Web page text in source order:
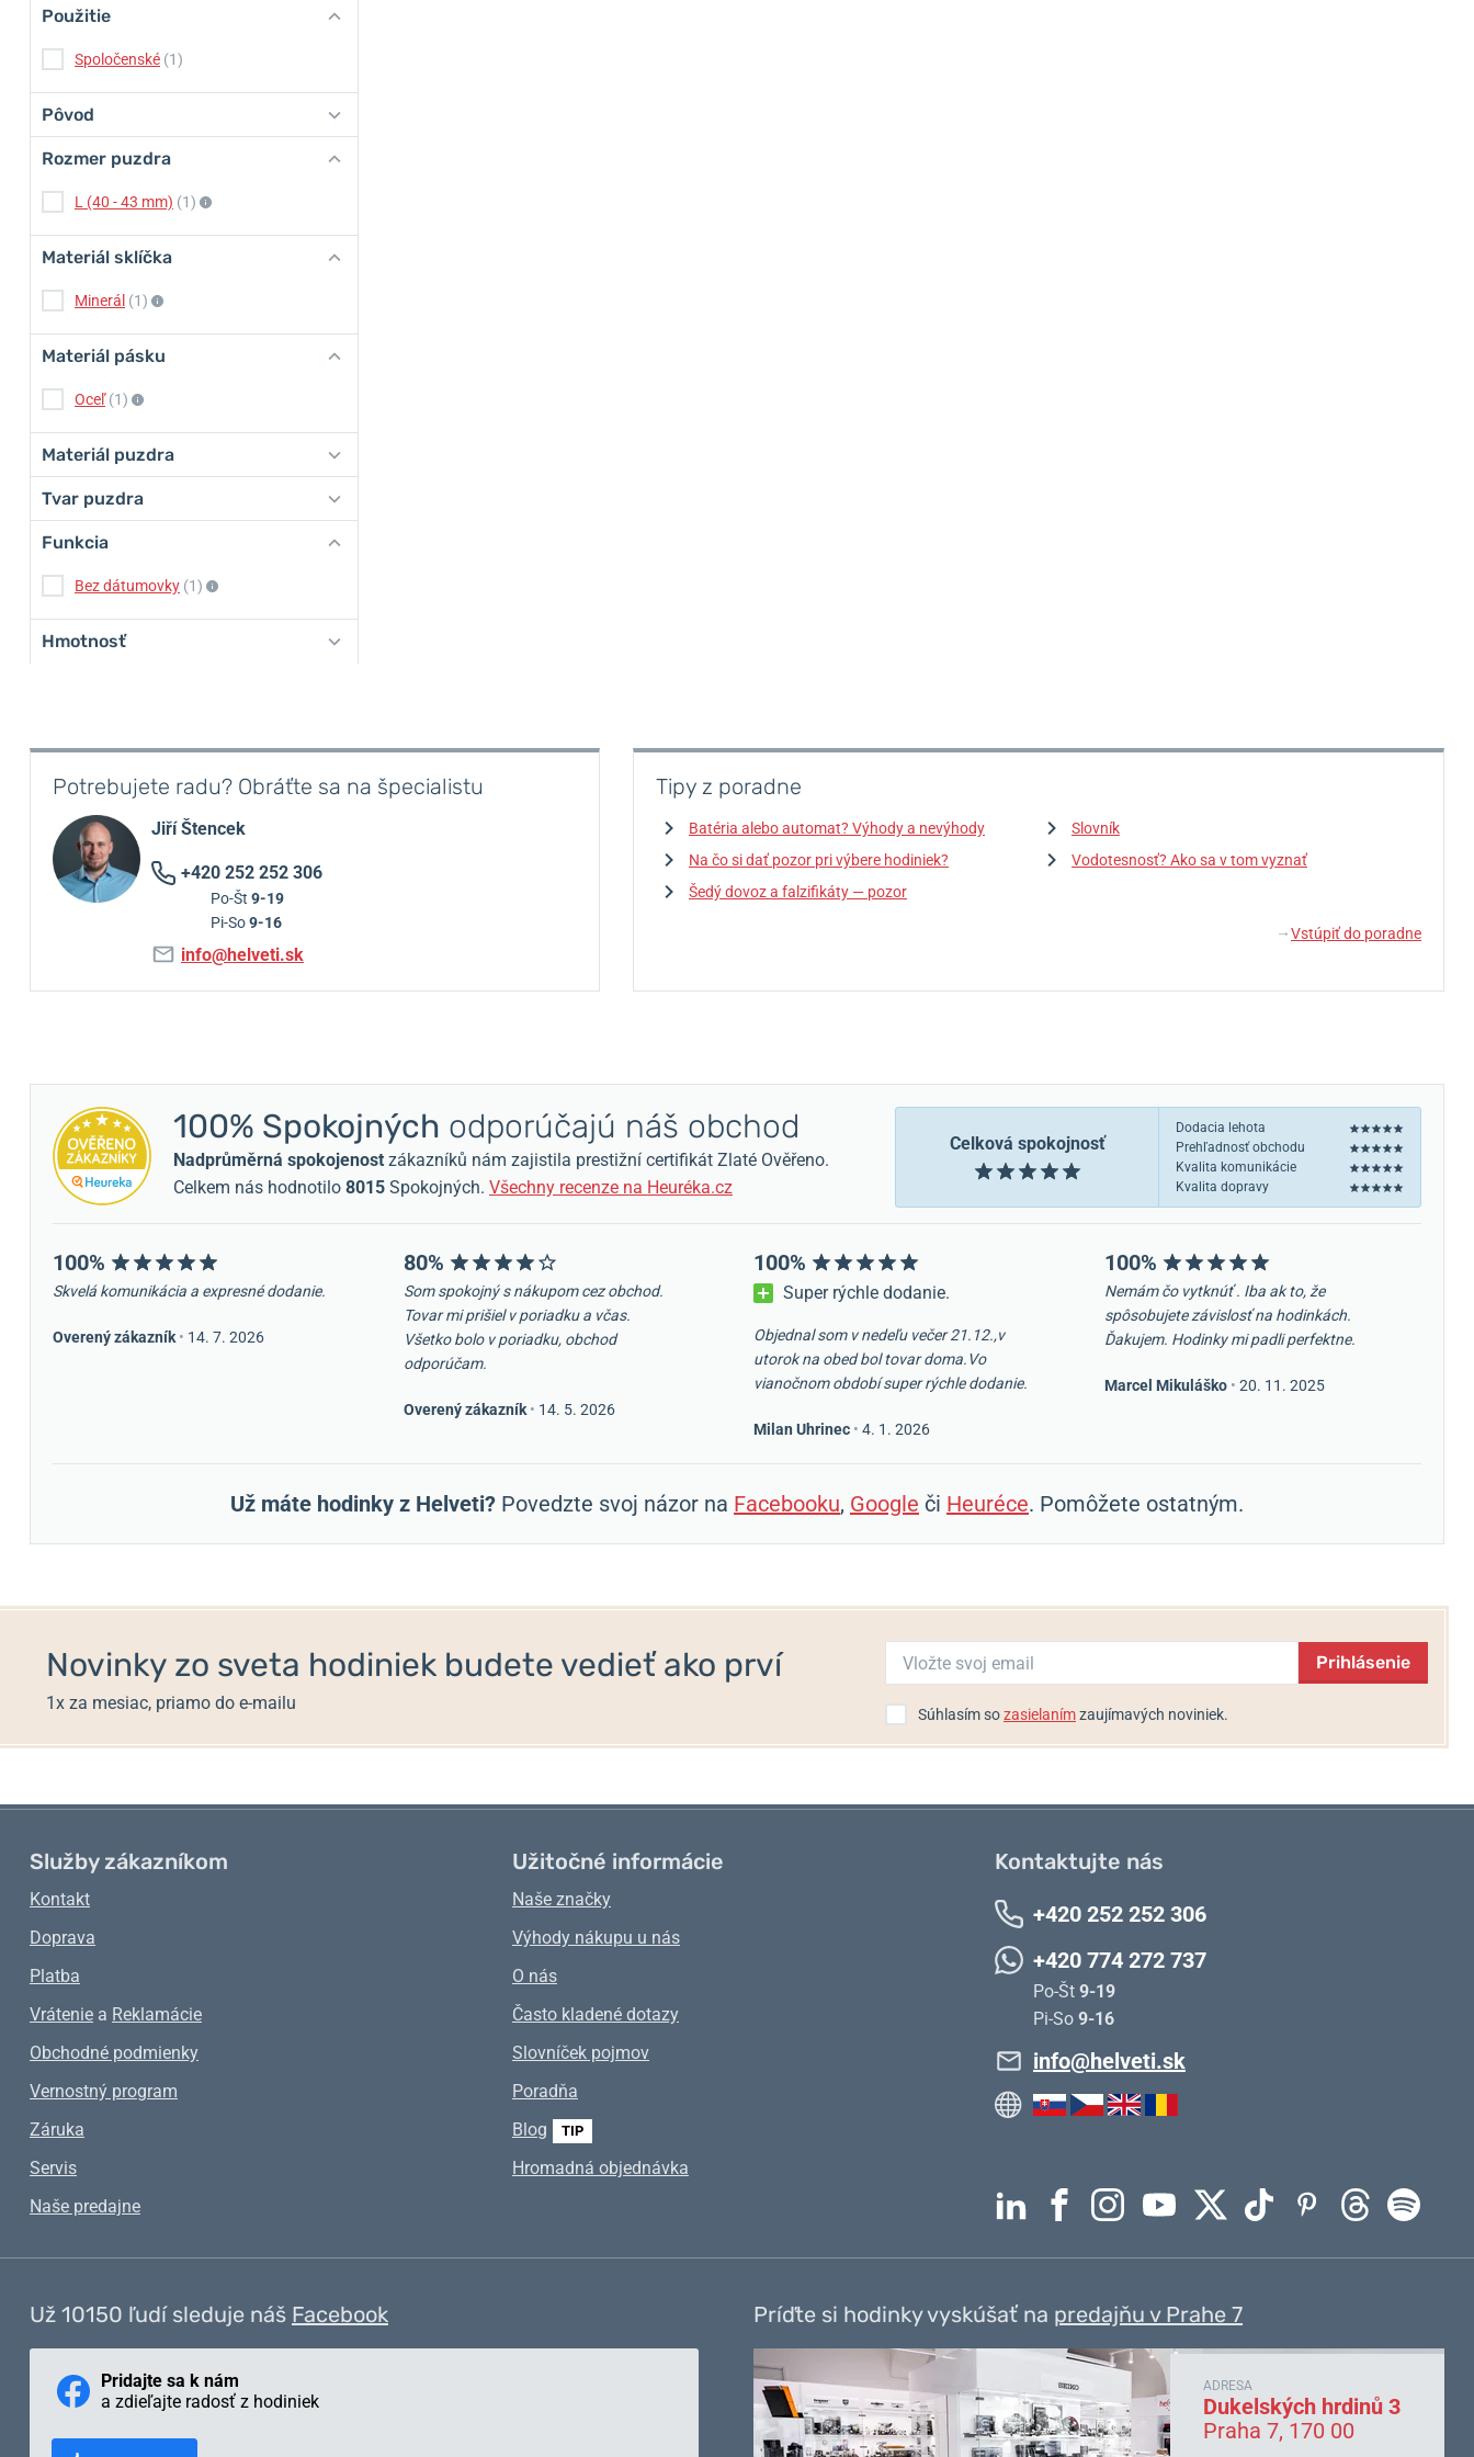
Použitie
Spoločenské (1)
Pôvod
Rozmer puzdra
L (40 - 43 mm) (1)
Materiál sklíčka
Minerál (1)
Materiál pásku
Oceľ (1)
Materiál puzdra
Tvar puzdra
Funkcia
Bez dátumovky (1)
Hmotnosť
Potrebujete radu? Obráťte sa na špecialistu
Jiří Štencek
+420 252 252 306
Po-Št 9-19
Pi-So9-16
info@helveti.sk
Tipy z poradne
Batéria alebo automat? Výhody a nevýhody
Slovník
Na čo si dať pozor pri výbere hodiniek?
Vodotesnosť? Ako sa v tom vyznať
Šedý dovoz a falzifikáty — pozor
↓ Vstúpiť do poradne
Celková spokojnosť
Dodacia lehota
Prehľadnosť obchodu
Kvalita komunikácie
Kvalita dopravy
100% Spokojných odporúčajú náš obchod
Nadprůměrná spokojenost zákazníků nám zajistila prestižní certifikát Zlaté Ověřeno.
Celkem nás hodnotilo 8015 Spokojných. Všechny recenze na Heuréka.cz
100%
Skvelá komunikácia a expresné dodanie.
Overený zákazník • 14. 7. 2026
80%
Som spokojný s nákupom cez obchod.
Tovar mi prišiel v poriadku a včas.
Všetko bolo v poriadku, obchod
odporúčam.
Overený zákazník • 14. 5. 2026
100%
Super rýchle dodanie.
Objednal som v nedeľu večer 21.12.,v
utorok na obed bol tovar doma.Vo
vianočnom období super rýchle dodanie.
Milan Uhrinec • 4. 1. 2026
100%
Nemám čo vytknúť . Iba ak to, že
spôsobujete závislosť na hodinkách.
Ďakujem. Hodinky mi padli perfektne.
Marcel Mikuláško • 20. 11. 2025
Už máte hodinky z Helveti? Povedzte svoj názor na Facebooku, Google či Heuréce. Pomôžete ostatným.
Novinky zo sveta hodiniek budete vedieť ako prví
1x za mesiac, priamo do e-mailu
Prihlásenie
Súhlasím sozasielanímzaujímavých noviniek.
Služby zákazníkom
Kontakt
Doprava
Platba
Vrátenie a Reklamácie
Obchodné podmienky
Vernostný program
Záruka
Servis
Naše predajne
Užitočné informácie
Naše značky
Výhody nákupu u nás
O nás
Často kladené dotazy
Slovníček pojmov
Poradňa
Blog
TIP
Hromadná objednávka
Kontaktujte nás
+420 252 252 306
+420 774 272 737
Po-Št 9-19
Pi-So 9-16
info@helveti.sk
Už 10150 ľudí sleduje náš Facebook
Pridajte sa k nám
a zdieľajte radosť z hodiniek
Príďte si hodinky vyskúšať na predajňu v Prahe 7
ADRESA
Dukelských hrdinů 3
Praha 7, 170 00